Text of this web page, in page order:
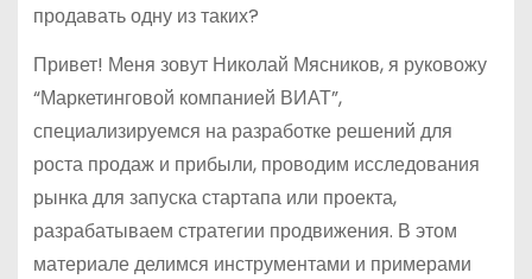
продавать одну из таких?
Привет! Меня зовут Николай Мясников, я руковожу
“Маркетинговой компанией ВИАТ”,
специализируемся на разработке решений для
роста продаж и прибыли, проводим исследования
рынка для запуска стартапа или проекта,
разрабатываем стратегии продвижения. В этом
материале делимся инструментами и примерами